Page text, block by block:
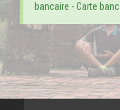
bancaire - Carte